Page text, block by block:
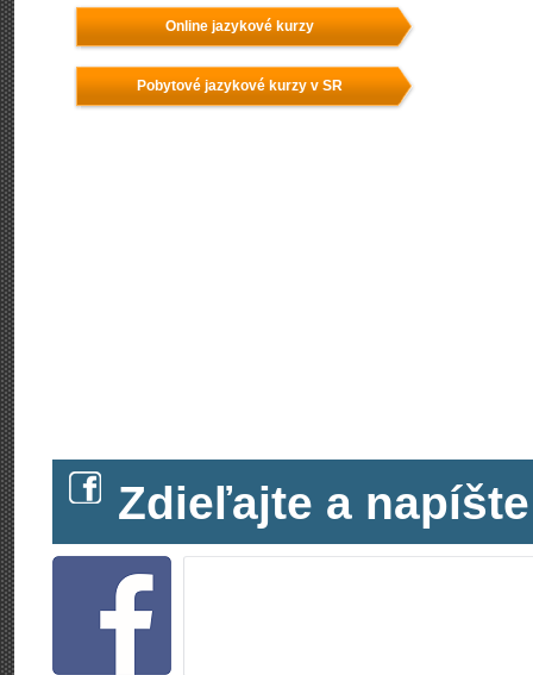
Online jazykové kurzy
Pobytové jazykové kurzy v SR
Zdieľajte a